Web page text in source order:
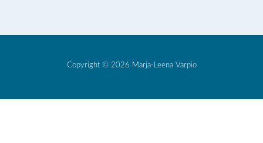
Copyright © 2026 Marja-Leena Varpio